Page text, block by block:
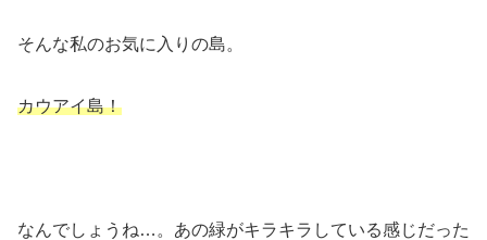
そんな私のお気に入りの島。
カウアイ島！
なんでしょうね…。あの緑がキラキラしている感じだった